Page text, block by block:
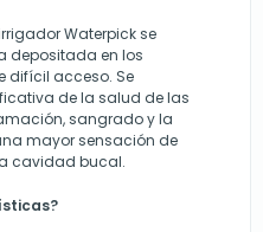
Waterpick se
depositada en los
difícil acceso. Se
de la salud de las
sangrado y la
mayor sensación de
cavidad bucal.